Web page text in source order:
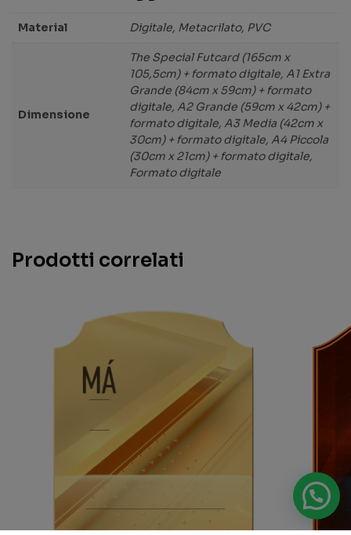
Material Digitale, Metacrilato, PVC
Dimensione
The Special Futcard (165cm x
105,5cm) + formato digitale, A1 Extra
Grande (84cm x 59cm) + formato
digitale, A2 Grande (59cm x 42cm) +
formato digitale, A3 Media (42cm x
30cm) + formato digitale, A4 Piccola
(30cm x 21cm) + formato digitale,
Formato digitale
Prodotti correlati